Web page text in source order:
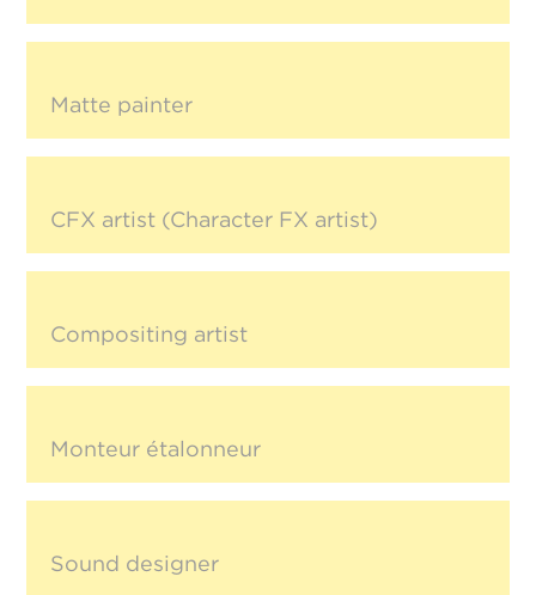
Matte painter
CFX artist (Character FX artist)
Compositing artist
Monteur étalonneur
Sound designer